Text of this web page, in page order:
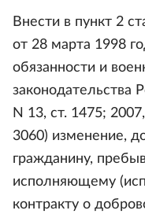
Внести в пункт 2
от 28 марта 1998
обязанности и
законодательства
N 13, ст. 1475;
3060) изменение,
гражданину,
исполняющему
контракту о